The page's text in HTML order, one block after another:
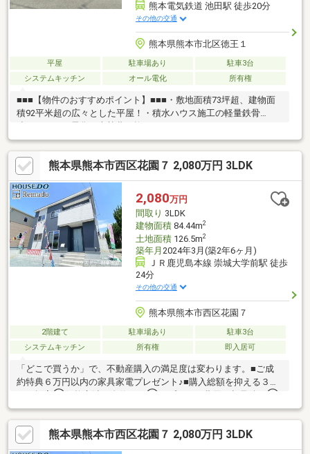
熊本電気鉄道 池田駅 徒歩20分
その他の交通
熊本県熊本市北区徳王１
平屋 駐車場あり
駐車3台
システムキッチン
オール電化 所有権
■■■【物件のおすすめポイント】■■■・敷地面積73坪超、建物面
積92平米超の広々とした平屋！・積水ハウス施工の軽量鉄骨
ァミリー層におすすめの室内・各部屋収納充実。季節ものの衣類
の整理に便利。■■■【立地・周辺環境】■■■・九州産交バス「清
水台団地入口」停まで徒歩約10分と通勤通学に便利。・マックス
バリュ熊本北店まで車で約4分、セブンイレブンまで徒歩約12
分、ドラッグストアコスモスまで車で約4分、熊本高平郵便局まで
徒歩約13分と商業施設充実！・西里小学校・京陵中学校は、緩衝
区域のため北部中学校への通学も可能です。
熊本県熊本市西区花園７ 2,080万円 3LDK
2,080万円
間取り 3LDK
建物面積84.44m2
土地面積126.5m2
築年月 2024年3月(築2年6ヶ月)
ＪＲ鹿児島本線 崇城大学前駅 徒歩
24分
その他の交通
熊本県熊本市西区花園７
2階建て 駐車場あり
駐車3台
システムキッチン
所有権 即入居可
「どこで買うか」で、不動産購入の満足度は変わります。■ご成
約特典６万円以内の家具家電プレゼント♪■購入総額を抑える３つ
提携銀行多数で金利を安く＼３００万円以上差がでることも！／
他社様のお見積り後でもご相談歓迎！最安値をお約束します◎■
熊本県全域の内覧ツアー・他社掲載物件もまとめてご案内・全種
別を窓口ひとつで比較・内覧■九州No.1の実績・ハウスドゥ全国
熊本県熊本市西区花園７ 2,080万円 3LDK